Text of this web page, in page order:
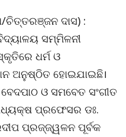
ଚିତ୍ତରଞ୍ଜନ ଦାସ) :
ସମ୍ମିଳନୀ
ଧର୍ମ ଓ
ଅନୁଷ୍ଠିତ ହୋଇଯାଇଛି।
ଓ ସମବେତ ସଂଗୀତ
ପ୍ରଫେସର ଡଃ.
ପ୍ରଜ୍ଜ୍ୱଳନ ପୂର୍ବକ